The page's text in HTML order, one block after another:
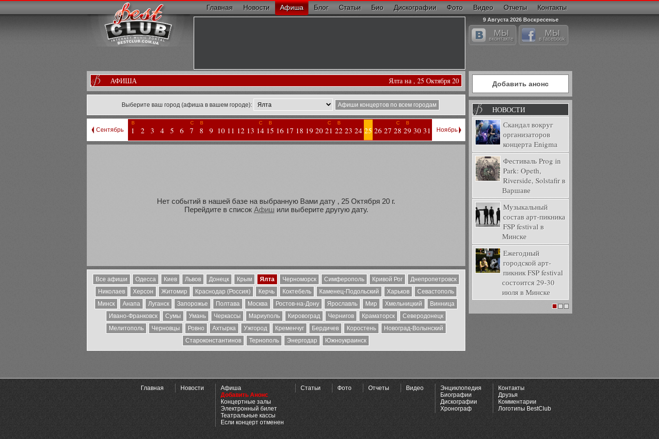
Главная Новости Афиша Блог Статьи Био Дискографии Фото Видео Отчеты Контакты
9 Августа 2026 Воскресенье
МЫ
вконтакте
МЫ
в facebook
АФИША Ялта на , 25 Октября 20
Выберите ваш город (афиша в вашем городе): Афиши концертов по всем городам
Сентябрь
В
1 2 3 4 5 6
С
7
В
8 9 10 11 12 13
С
14
В
15 16 17 18 19 20
С
21
В
22 23 24 25 26 27
С
28
В
29 30 31 Ноябрь
Нет событий в нашей базе на выбранную Вами дату , 25 Октября 20 г.
Перейдите в список Афиш или выберите другую дату.
Все афиши Одесса Киев Львов Донецк Крым Ялта Черноморск Симферополь Кривой Рог
Днепропетровск
Николаев
Херсон Житомир Краснодар (Россия) Керчь Коктебель Каменец-Подольский Харьков
Севастополь
Минск
Анапа Луганск Запорожье Полтава Москва Ростов-на-Дону Ярославль Мир Хмельницкий
Винница
Ивано-Франковск
Сумы Умань Черкассы Мариуполь Кировоград Чернигов Краматорск
Северодонецк
Мелитополь
Черновцы Ровно Ахтырка Ужгород Кременчуг Бердичев Коростень
Новоград-Волынский
Староконстантинов
Тернополь Энергодар Южноукраинск
Добавить анонс
НОВОСТИ
Скандал вокруг
организаторов
концерта Enigma
Фестиваль Prog in
Park: Opeth,
Riverside, Solstafir в
Варшаве
Музыкальный
состав арт-пикника
FSP festival в
Минске
Ежегодный
городской арт-
пикник FSP festival
состоится 29-30
июля в Минске
Главная Новости
Афиша
Добавить Анонс
Концертные залы
Электронный билет
Театральные кассы
Если концерт отменен
Статьи Фото Отчеты Видео
Энциклопедия
Биографии
Дискографии
Хронограф
Контакты
Друзья
Комментарии
Логотипы BestClub